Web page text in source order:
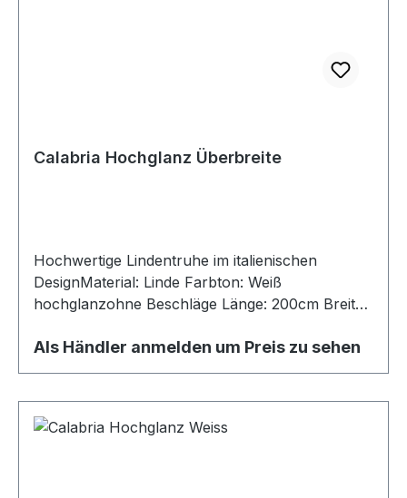
Calabria Hochglanz Überbreite
Hochwertige Lindentruhe im italienischen
DesignMaterial: Linde Farbton: Weiß
hochglanzohne Beschläge Länge: 200cm Breite:
Als Händler anmelden um Preis zu sehen